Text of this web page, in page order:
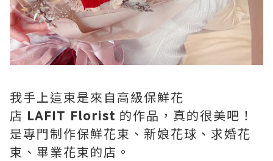
我手上這束是來自高級保鮮花
店 LAFIT Florist 的作品，真的很美吧！
是專門制作保鮮花束、新娘花球、求婚花
束、畢業花束的店。